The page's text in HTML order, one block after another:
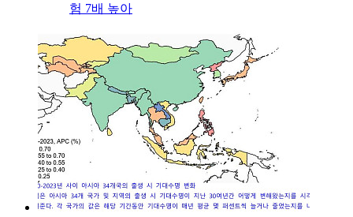
험 7배 높아